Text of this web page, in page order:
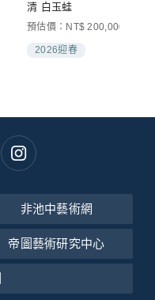
清 白玉蛙
預估價：NT$ 200,000-
2026迎春
非池中藝術網
帝圖藝術研究中心